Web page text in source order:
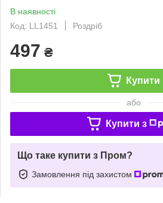
В наявності
Код: LL1451
Роздріб
497 ₴
Купити
або
Купити з
Що таке купити з Пром?
Замовлення під захистом